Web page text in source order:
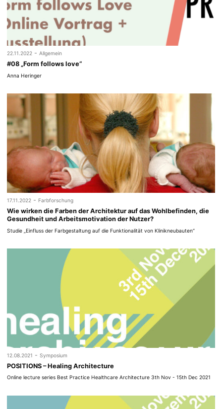
22.11.2022 - Allgemein
#08 „Form follows love“
Anna Heringer
17.11.2022 - Farbforschung
Wie wirken die Farben der Architektur auf das Wohlbefinden, die
Gesundheit und Arbeitsmotivation der Nutzer?
Studie „Einfluss der Farbgestaltung auf die Funktionalität von Klinikneubauten“
12.08.2021 - Symposium
POSITIONS – Healing Architecture
Online lecture series Best Practice Healthcare Architecture 3th Nov - 15th Dec 2021